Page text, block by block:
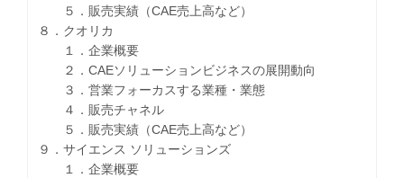
５．販売実績（CAE売上高など）
８．クオリカ
１．企業概要
２．CAEソリューションビジネスの展開動向
３．営業フォーカスする業種・業態
４．販売チャネル
５．販売実績（CAE売上高など）
９．サイエンス ソリューションズ
１．企業概要